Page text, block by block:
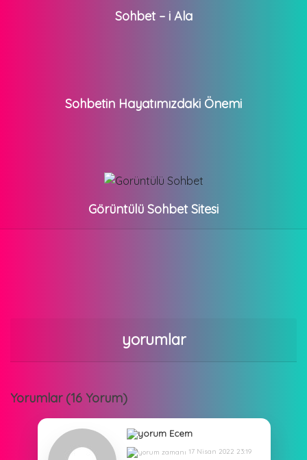
Sohbet – i Ala
Sohbetin Hayatımızdaki Önemi
Görüntülü Sohbet Sitesi
yorumlar
Yorumlar (16 Yorum)
Ecem
17 Nisan 2022 23:19